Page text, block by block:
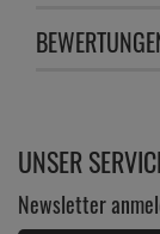
UNSER
Newsletter